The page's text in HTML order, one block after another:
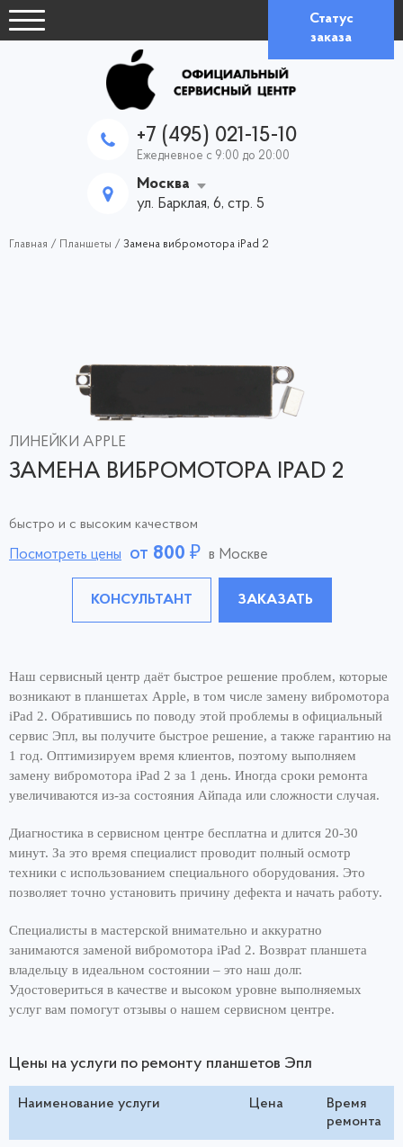
Статус
заказа
+7 (495) 021-15-10
Ежедневное с 9:00 до 20:00
Москва
ул. Барклая, 6, стр. 5
Главная / Планшеты / Замена вибромотора iPad 2
ЛИНЕЙКИ APPLE
ЗАМЕНА ВИБРОМОТОРА IPAD 2
быстро и с высоким качеством
Посмотреть цены от 800 ₽ в Москве
КОНСУЛЬТАНТ ЗАКАЗАТЬ
Наш сервисный центр даёт быстрое решение проблем, которые
возникают в планшетах Apple, в том числе замену вибромотора
iPad 2. Обратившись по поводу этой проблемы в официальный
сервис Эпл, вы получите быстрое решение, а также гарантию на
1 год. Оптимизируем время клиентов, поэтому выполняем
замену вибромотора iPad 2 за 1 день. Иногда сроки ремонта
увеличиваются из-за состояния Айпада или сложности случая.
Диагностика в сервисном центре бесплатна и длится 20-30
минут. За это время специалист проводит полный осмотр
техники с использованием специального оборудования. Это
позволяет точно установить причину дефекта и начать работу.
Специалисты в мастерской внимательно и аккуратно
занимаются заменой вибромотора iPad 2. Возврат планшета
владельцу в идеальном состоянии – это наш долг.
Удостовериться в качестве и высоком уровне выполняемых
услуг вам помогут отзывы о нашем сервисном центре.
Цены на услуги по ремонту планшетов Эпл
Наименование услуги Цена
Время
ремонта